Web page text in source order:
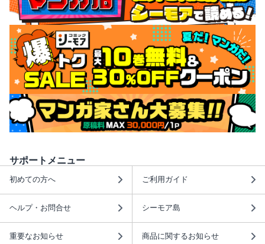
サポートメニュー
初めての方へ ご利用ガイド
ヘルプ・お問合せ シーモア島
重要なお知らせ 商品に関するお知らせ